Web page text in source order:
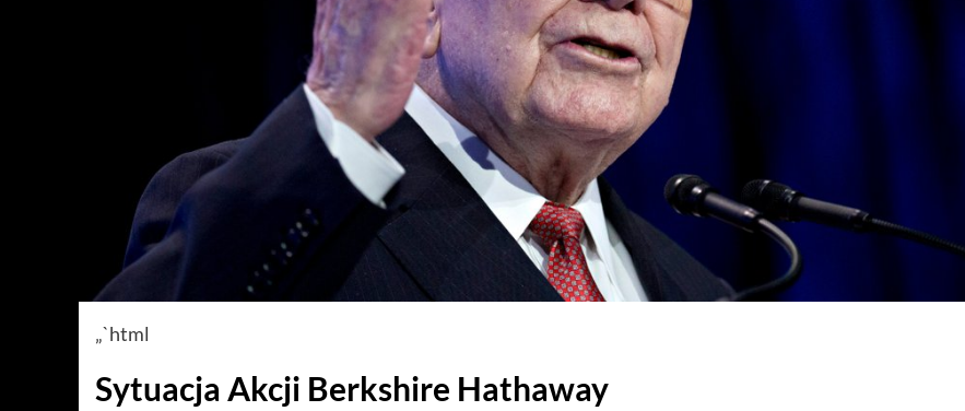
„`html
Sytuacja Akcji Berkshire Hathaway